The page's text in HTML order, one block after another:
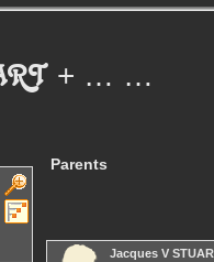
+ … …
Parents
Jacques V